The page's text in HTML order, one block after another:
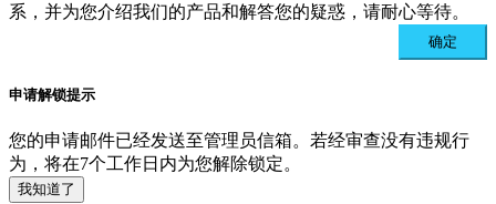
系，并为您介绍我们的产品和解答您的疑惑，请耐心等待。
确定
申请解锁提示
您的申请邮件已经发送至管理员信箱。若经审查没有违规行
为，将在7个工作日内为您解除锁定。
我知道了